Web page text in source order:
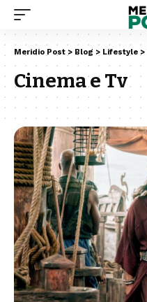
Meridio Post > Blog > Lifestyle >
Cinema e Tv